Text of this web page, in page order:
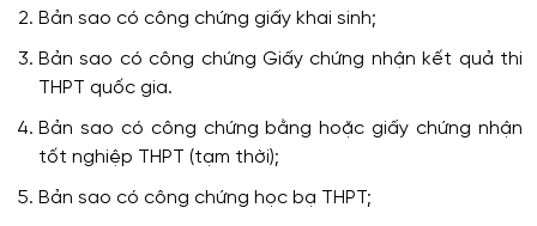
Bản sao có công chứng giấy khai sinh;
Bản sao có công chứng Giấy chứng nhận kết quả thi
THPT quốc gia.
Bản sao có công chứng bằng hoặc giấy chứng nhận
tốt nghiệp THPT (tạm thời);
Bản sao có công chứng học bạ THPT;